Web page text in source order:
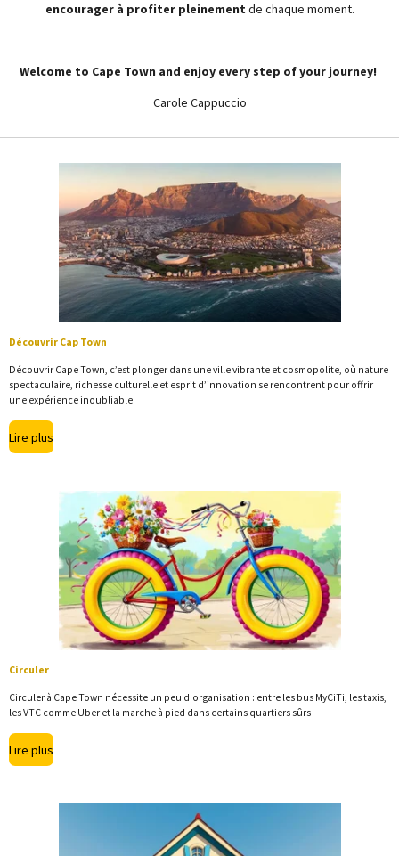
encourager à profiter pleinement de chaque moment.
Welcome to Cape Town and enjoy every step of your journey!
Carole Cappuccio
Découvrir Cap Town
Découvrir Cape Town, c’est plonger dans une ville vibrante et cosmopolite, où nature
spectaculaire, richesse culturelle et esprit d’innovation se rencontrent pour offrir
une expérience inoubliable.
Lire plus
Circuler
Circuler à Cape Town nécessite un peu d'organisation : entre les bus MyCiTi, les taxis,
les VTC comme Uber et la marche à pied dans certains quartiers sûrs
Lire plus